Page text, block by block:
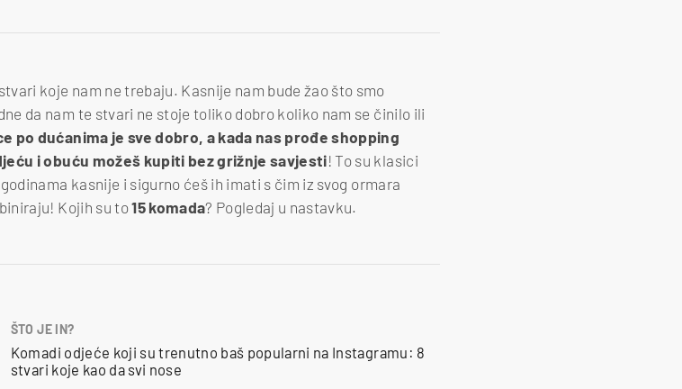
koje nam ne trebaju. Kasnije nam bude žao što smo
da nam te stvari ne stoje toliko dobro koliko nam se činilo ili
po dućanima je sve dobro, a kada nas prođe shopping
i obuću možeš kupiti bez grižnje savjesti! To su klasici
kasnije i sigurno ćeš ih imati s čim iz svog ormara
Kojih su to15 komada? Pogledaj u nastavku.
ŠTO JE IN?
Komadi odjeće koji su trenutno baš popularni na Instagramu: 8
stvari koje kao da svi nose